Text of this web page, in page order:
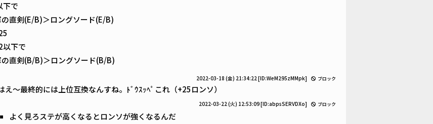
下で
直剣(E/B)＞ロングソード(E/B)
以下で
直剣(B/B)＞ロングソード(B/B)
2022-03-18 (金) 21:34:22[ID:WeM295zMMpk] ブロック
え～最終的には上位互換なんすね。ﾄﾞｳｽｯﾍﾟこれ（+25ロンソ）
2022-03-22 (火) 12:53:09[ID:abpsSERVDXo] ブロック
よく見ろステが高くなるとロンソが強くなるんだ